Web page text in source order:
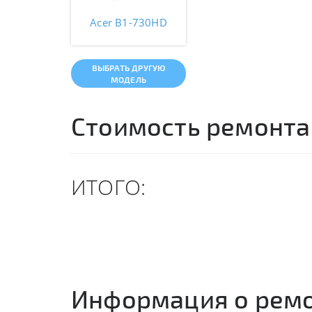
Acer B1-730HD
ВЫБРАТЬ ДРУГУЮ
МОДЕЛЬ
Стоимость ремонта
ИТОГО:
Информация о